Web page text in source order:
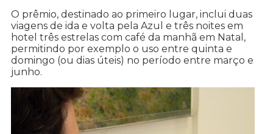
O prêmio, destinado ao primeiro lugar, inclui duas
viagens de ida e volta pela Azul e três noites em
hotel três estrelas com café da manhã em Natal,
permitindo por exemplo o uso entre quinta e
domingo (ou dias úteis) no período entre março e
junho.